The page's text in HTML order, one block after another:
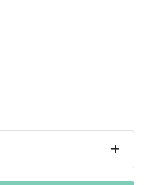
+